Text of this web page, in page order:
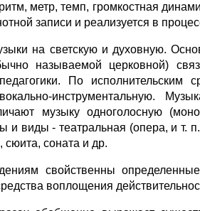
метр, темп, громкостная
записи и реализуется в
на светскую и духовную.
называемой церковной)
По исполнительским
инструментальную.
музыку одноголосную
и виды - театральная (опера, и
соната и др.
свойственны
воплощения